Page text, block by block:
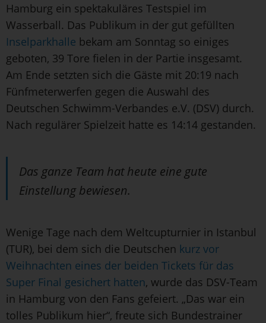
Hamburg ein spektakuläres Testspiel im
Wasserball. Das Publikum in der gut gefüllten
Inselparkhalle bekam am Sonntag so einiges
geboten, 39 Tore fielen in der Partie insgesamt.
Am Ende setzten sich die Gäste mit 20:19 nach
Fünfmeterwerfen gegen die Auswahl des
Deutschen Schwimm-Verbandes e.V. (DSV) durch.
Nach regulärer Spielzeit hatte es 14:14 gestanden.
Das ganze Team hat heute eine gute
Einstellung bewiesen.
Wenige Tage nach dem Weltcupturnier in Istanbul
(TUR), bei dem sich die Deutschen kurz vor
Weihnachten eines der beiden Tickets für das
Super Final gesichert hatten, wurde das DSV-Team
in Hamburg von den Fans gefeiert. „Das war ein
tolles Publikum hier“, freute sich Bundestrainer